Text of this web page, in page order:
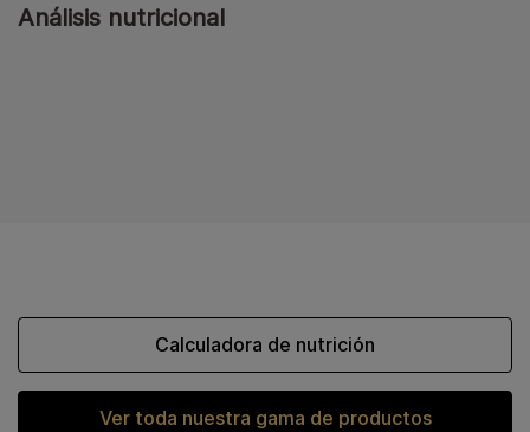
Análisis nutricional
Ver toda nuestra gama de productos
Calculadora de nutrición